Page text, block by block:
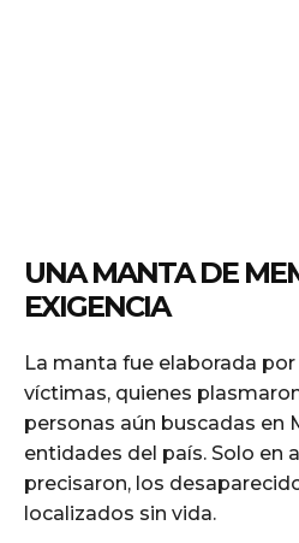
UNA MANTA DE
EXIGENCIA
La manta fue elaborada
víctimas, quienes
personas aún buscadas en
entidades del país. Solo en
precisaron, los
localizados sin vida.